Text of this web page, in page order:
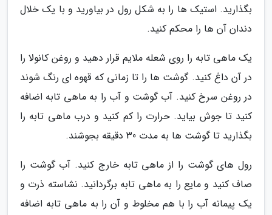
بگذارید. استیک ها را به شکل رول در بیاورید و با یک خلال
دندان آن ها را محکم کنید.
یک ماهی تابه را روی شعله ملایم قرار دهید و روغن کانولا را
در آن داغ کنید. گوشت ها را تا زمانی که قهوه ای رنگ شوند
در روغن سرخ کنید. آب گوشت و آب را به ماهی تابه اضافه
کنید تا جوش بیاید. حرارت را کم کنید و درب ماهی تابه را
بگذارید تا گوشت ها به مدت 30 دقیقه بجوشند.
رول های گوشت را از ماهی تابه خارج کنید. آب گوشت را
صاف کنید و مایع را به ماهی تابه برگردانید. نشاسته ذرت و
یک پیمانه آب را با هم مخلوط و آن را به ماهی تابه اضافه